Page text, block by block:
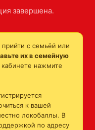
завершена.
с семьёй или
их в семейную
нажмите
к вашей
локобаллы. В
по адресу